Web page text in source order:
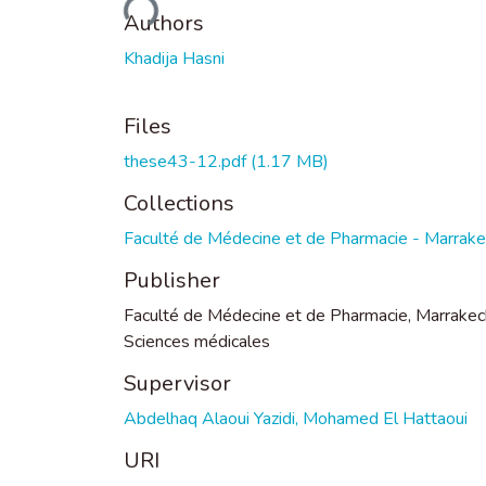
Authors
Khadija Hasni
Files
these43-12.pdf(1.17 MB)
Collections
Faculté de Médecine et de Pharmacie -
Publisher
Faculté de Médecine et de Pharmacie,
Sciences médicales
Supervisor
Abdelhaq Alaoui Yazidi, Mohamed El Hattaoui
URI